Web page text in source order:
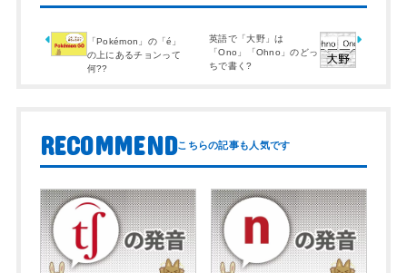
「Pokémon」の「é」
の上にあるチョンって
何??
英語で「大野」は
「Ono」「Ohno」のどっ
ちで書く?
RECOMMEND